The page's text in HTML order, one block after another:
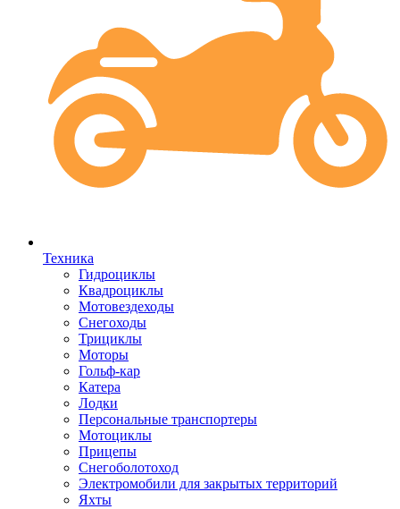
Техника
Гидроциклы
Квадроциклы
Мотовездеходы
Снегоходы
Трициклы
Моторы
Гольф-кар
Катера
Лодки
Персональные транспортеры
Мотоциклы
Прицепы
Снегоболотоход
Электромобили для закрытых территорий
Яхты